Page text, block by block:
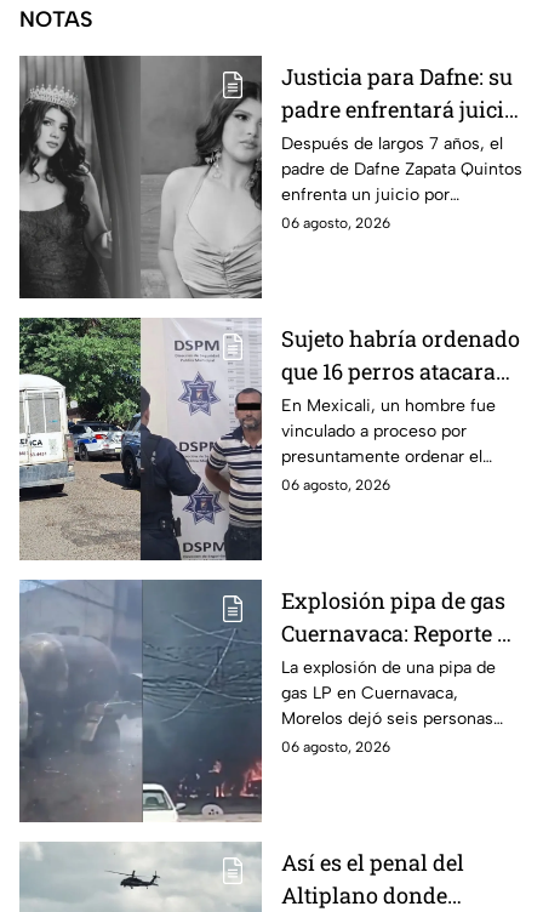
NOTAS
Justicia para Dafne: su
padre enfrentará juicio
por presunto abuso
cometido en 2019 en
Tamaulipas
Después de largos 7 años, el
padre de Dafne Zapata Quintos
enfrenta un juicio por
presuntamente abusar de la
06 agosto, 2026
Sujeto habría ordenado
que 16 perros atacaran
a su hermana con
discapacidad en
Mexicali, BC
En Mexicali, un hombre fue
vinculado a proceso por
presuntamente ordenar el
ataque de 16 perros contra su
06 agosto, 2026
Explosión pipa de gas
Cuernavaca: Reporte de
víctimas tras estallido
en Morelos
La explosión de una pipa de
gas LP en Cuernavaca,
Morelos dejó seis personas
hospitalizadas. IMSS informó
06 agosto, 2026
Así es el penal del
Altiplano donde